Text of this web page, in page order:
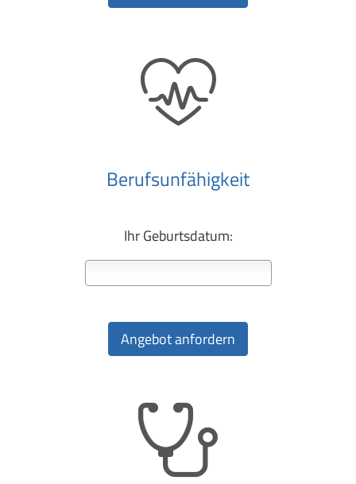
Berufs­unfähig­keit
Ihr Geburts­datum: